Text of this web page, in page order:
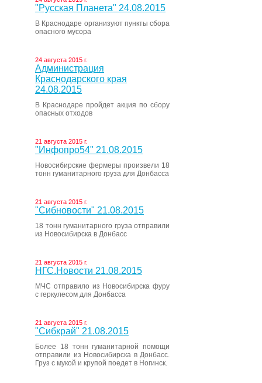
"Русская Планета" 24.08.2015
В Краснодаре организуют пункты сбора
опасного мусора
24 августа 2015 г.
Администрация
Краснодарского края
24.08.2015
В Краснодаре пройдет акция по сбору
опасных отходов
21 августа 2015 г.
"Инфопро54" 21.08.2015
Новосибирские фермеры произвели 18
тонн гуманитарного груза для Донбасса
21 августа 2015 г.
"Сибновости" 21.08.2015
18 тонн гуманитарного груза отправили
из Новосибирска в Донбасс
21 августа 2015 г.
НГС.Новости 21.08.2015
МЧС отправило из Новосибирска фуру
с геркулесом для Донбасса
21 августа 2015 г.
"Сибкрай" 21.08.2015
Более 18 тонн гуманитарной помощи
отправили из Новосибирска в Донбасс.
Груз с мукой и крупой поедет в Ногинск.